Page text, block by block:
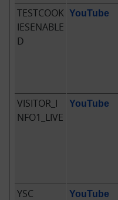
TESTCOOK
IESENABLE
D
YouTube
VISITOR_I
NFO1_LIVE
YouTube
YSC YouTube